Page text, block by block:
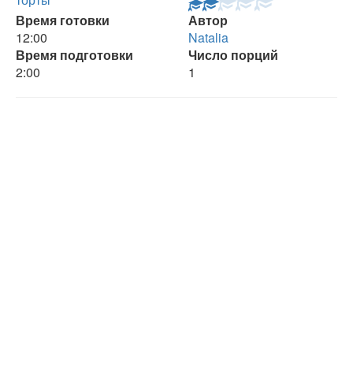
Время готовки
12:00
Автор
Natalia
Время подготовки
2:00
Число порций
1